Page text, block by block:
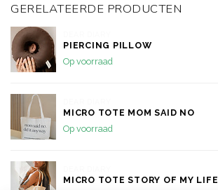
GERELATEERDE PRODUCTEN
PIERCING PILLOW
Op voorraad
MICRO TOTE MOM SAID NO
Op voorraad
MICRO TOTE STORY OF MY LIFE